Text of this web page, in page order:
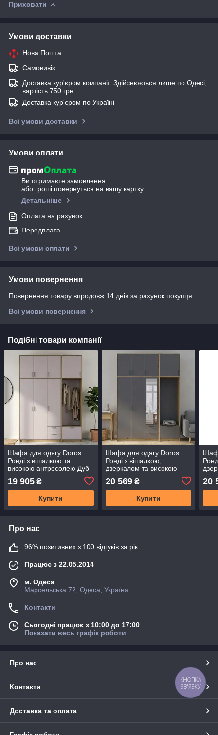
Приховати
Умови доставки
Нова Пошта
Самовивіз
Доставка кур'єром компанії. Здійснюється лише по Одесі,
вартість 750 грн
Доставка кур'єром по Україні
Всі умови доставки
Умови оплати
Ви отримаєте замовлення
або гроші повернуться на вашу картку
Детальніше
Оплата на рахунок
Передплата
Всі умови оплати
Умови повернення
Повернення товару впродовж 14 днів за рахунок покупця
Всі умови повернення
Подібні товари компанії
Шафа для одягу Doros
Ронді з вішалкою та
високою антресолею Дуб
181х52х260 (42005288)
(DRS-012137)
19 905 ₴
Купити
Шафа для одягу Doros
Ронді з вішалкою,
дзеркалом та високою
антресолею Дуб Артізан/
Графіт 3 ДСП 181х52х260
(42005291) (DRS-012142)
20 569₴
Купити
20
Про нас
96% позитивних з 100 відгуків за рік
Працює з 22.05.2014
м. Одеса
Марсельська 72, Одеса, Україна
Контакти
Сьогодні працює з 10:00 до 17:00
Показати весь графік роботи
Про нас
Контакти
Доставка та оплата
КНОПКА
ЗВ'ЯЗКУ